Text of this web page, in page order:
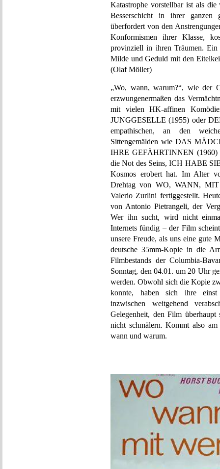
Katastrophe vorstellbar ist als
Besserschicht in ihrer ganzen
überfordert von den
Konformismen ihrer Klasse,
provinziell in ihren Träumen. Ein
Milde und Geduld mit den
(Olaf Möller)
„Wo, wann, warum?“, wie der
erzwungenermaßen das
mit vielen HK-affinen
JUNGGESELLE (1955) oder
empathischen, an den
Sittengemälden wie DAS
IHRE GEFÄHRTINNEN (1960)
die Not des Seins, ICH HABE
Kosmos erobert hat. Im Alter
Drehtag von WO, WANN,
Valerio Zurlini fertiggestellt.
von Antonio Pietrangeli, der
Wer ihn sucht, wird nicht
Internets fündig – der Film
unsere Freude, als uns eine gute
deutsche 35mm-Kopie in die
Filmbestands der Columbia-
Sonntag, den 04.01. um 20 Uhr
werden. Obwohl sich die Kopie
konnte, haben sich ihre einst
inzwischen weitgehend
Gelegenheit, den Film
nicht schmälern. Kommt also
wann und warum.